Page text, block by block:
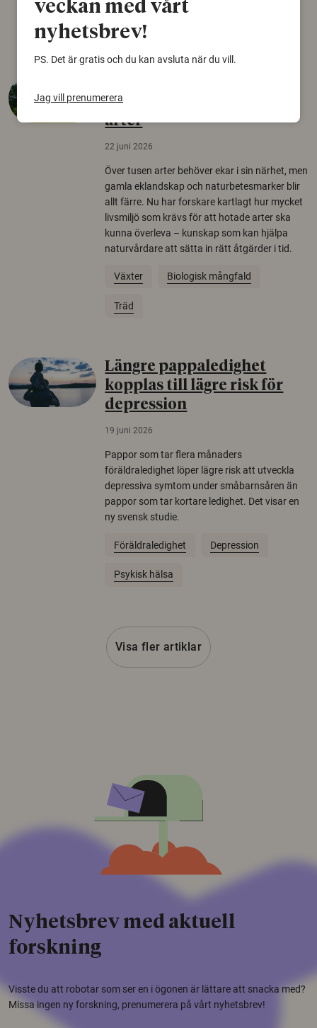
krävs för att rädda hotade
arter
22 juni 2026
Över tusen arter behöver ekar i sin närhet, men
gamla eklandskap och naturbetesmarker blir
allt färre. Nu har forskare kartlagt hur mycket
livsmiljö som krävs för att hotade arter ska
kunna överleva – kunskap som kan hjälpa
naturvårdare att sätta in rätt åtgärder i tid.
Växter Biologisk mångfald
Träd
Längre pappaledighet
kopplas till lägre risk för
depression
19 juni 2026
Pappor som tar flera månaders
föräldraledighet löper lägre risk att utveckla
depressiva symtom under småbarnsåren än
pappor som tar kortare ledighet. Det visar en
ny svensk studie.
Föräldraledighet Depression
Psykisk hälsa
Visa fler artiklar
Nyhetsbrev med aktuell
forskning
Visste du att robotar som ser en i ögonen är lättare att snacka med?
Missa ingen ny forskning, prenumerera på vårt nyhetsbrev!
veckan med vårt
nyhetsbrev!
PS. Det är gratis och du kan avsluta när du vill.
Jag vill prenumerera